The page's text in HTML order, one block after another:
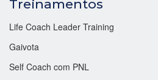
Treinamentos
Life Coach Leader Training
Gaivota
Self Coach com PNL